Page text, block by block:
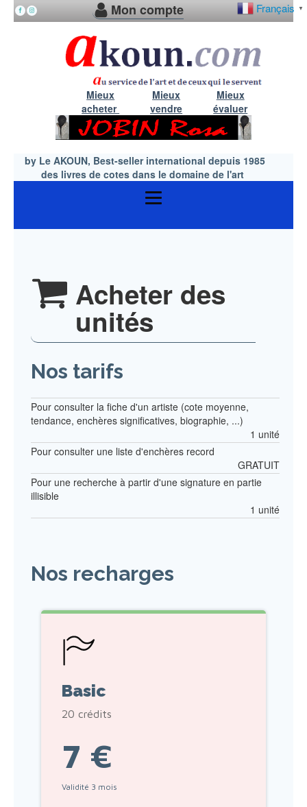
Français ▼
Mon compte
Mieux
acheter
Mieux
vendre
Mieux
évaluer
by Le AKOUN, Best-seller international depuis 1985
des livres de cotes dans le domaine de l'art
Acheter des
unités
Nos tarifs
Pour consulter la fiche d'un artiste (cote moyenne,
tendance, enchères significatives, biographie, ...)
1 unité
Pour consulter une liste d'enchères record
GRATUIT
Pour une recherche à partir d'une signature en partie
illisible
1 unité
Nos recharges
Basic
20 crédits
7 €
Validité 3 mois